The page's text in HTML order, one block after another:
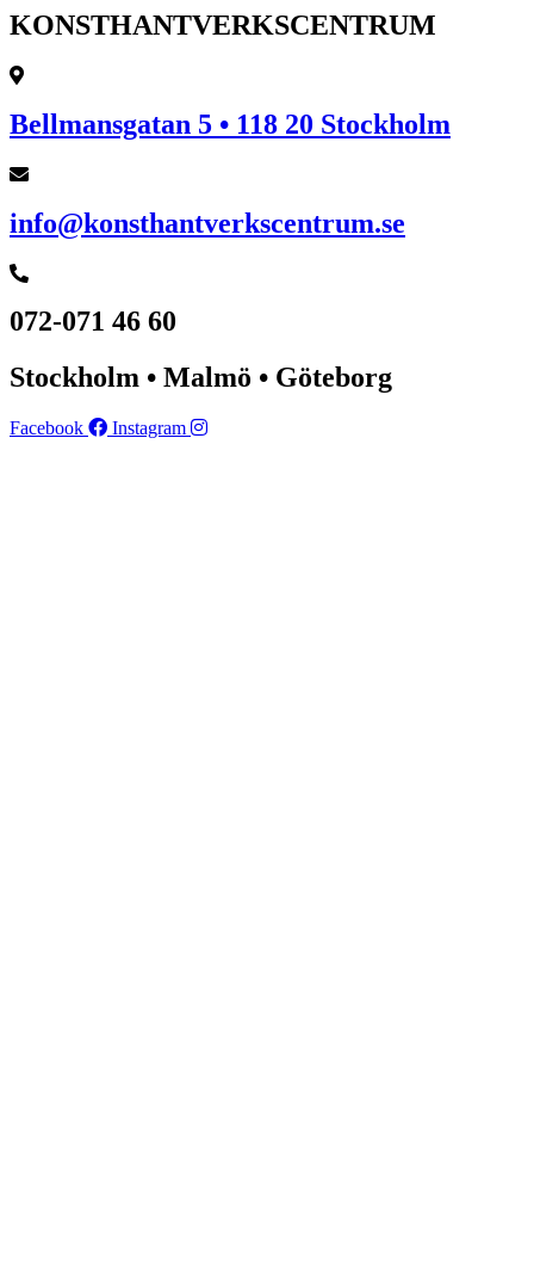
KONSTHANTVERKSCENTRUM
Bellmansgatan 5 • 118 20 Stockholm
info@konsthantverkscentrum.se
072-071 46 60
Stockholm • Malmö • Göteborg
Facebook Instagram